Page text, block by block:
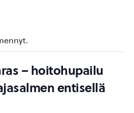
– hoitohupailu
entisellä